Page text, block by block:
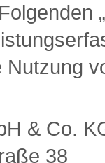
& Co.
38